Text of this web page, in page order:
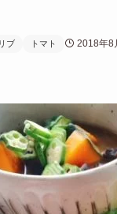
ブ トマト 2018年8